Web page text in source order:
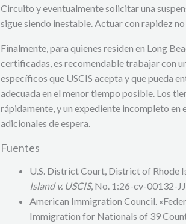
Circuito y eventualmente solicitar una
sigue siendo inestable. Actuar con rapidez
Finalmente, para quienes residen en Long
certificadas, es recomendable trabajar con
específicos que USCIS acepta y que pueda
adecuada en el menor tiempo posible. Los
rápidamente, y un expediente incompleto en
adicionales de espera.
Fuentes
U.S. District Court, District of Rhode
Island v. USCIS, No. 1:26-cv-00132-
American Immigration Council.
Immigration for Nationals of 39